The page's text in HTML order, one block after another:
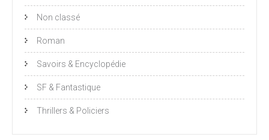
Non classé
Roman
Savoirs & Encyclopédie
SF & Fantastique
Thrillers & Policiers